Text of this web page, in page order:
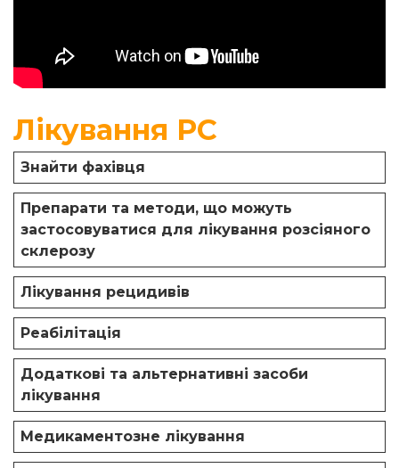
Лікування РС
Знайти фахівця
Препарати та методи, що можуть
застосовуватися для лікування розсіяного
склерозу
Лікування рецидивів
Реабілітація
Додаткові та альтернативні засоби
лікування
Медикаментозне лікування